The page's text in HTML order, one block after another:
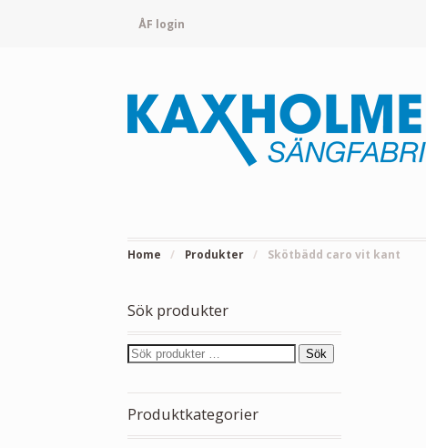
ÅF login
Home / Produkter / Skötbädd caro vit kant
Sök produkter
Sök
Produktkategorier